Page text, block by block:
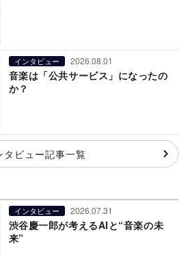
インタビュー 2026.08.01
音楽は「公共サービス」になったの
か？
タビュー記事一覧
インタビュー 2026.07.31
渋谷慶一郎が考えるAIと“音楽の未
来”